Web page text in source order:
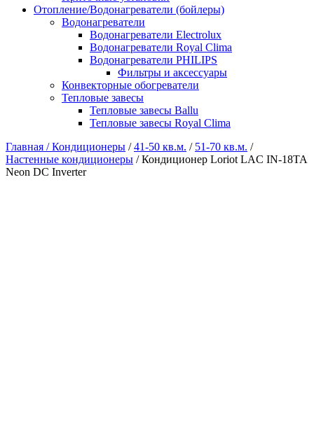
Отопление/Водонагреватели (бойлеры)
Водонагреватели
Водонагреватели Electrolux
Водонагреватели Royal Clima
Водонагреватели PHILIPS
Фильтры и аксессуары
Конвекторные обогреватели
Тепловые завесы
Тепловые завесы Ballu
Тепловые завесы Royal Clima
Главная /Кондиционеры /41-50 кв.м. / 51-70 кв.м. /
Настенные кондиционеры / Кондиционер Loriot LAC IN-18TA
Neon DC Inverter